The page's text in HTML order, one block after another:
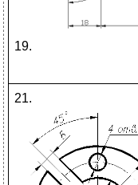
19.
21.